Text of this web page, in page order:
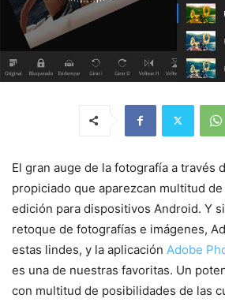
El gran auge de la fotografía a través
propiciado que aparezcan multitud
edición para dispositivos Android. Y
retoque de fotografías e imágenes,
estas lindes, y la aplicación Adobe
es una de nuestras favoritas. Un
con multitud de posibilidades de las